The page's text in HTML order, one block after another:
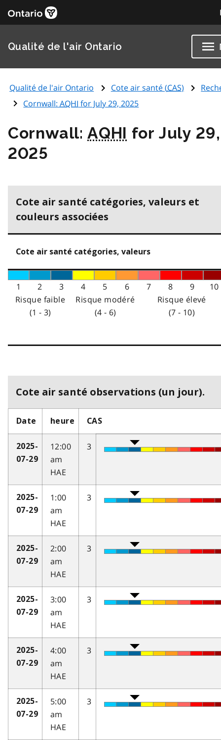
Qualité de l'air Ontario
Qualité de l'air Ontario Cote air santé (CAS)
Cornwall:AQHI for July 29, 2025
Cornwall:AQHI for July 29,
2025
Cote air santé catégories, valeurs et
couleurs associées
Cote air santé catégories, valeurs
1 2 3 4 5 6 7 8 9
10
Risque faible
(1 - 3)
Risque modéré
(4 - 6)
Risque élevé
(7 - 10)
Cote air santé observations (un jour).
Date heure CAS
2025-
07-29
12:00
am
HAE
3
2025-
07-29
1:00
am
HAE
3
2025-
07-29
2:00
am
HAE
3
2025-
07-29
3:00
am
HAE
3
2025-
07-29
4:00
am
HAE
3
2025-
07-29
5:00
am
HAE
3